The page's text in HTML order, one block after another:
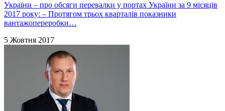
України – про обсяги перевалки у портах України за 9 місяців
2017 року: – Протягом трьох кварталів показники
вантажопереробки…
5 Жовтня 2017